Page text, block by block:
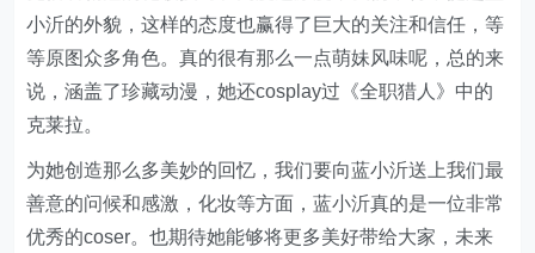
小沂的外貌，这样的态度也赢得了巨大的关注和信任，等
等原图众多角色。真的很有那么一点萌妹风味呢，总的来
说，涵盖了珍藏动漫，她还cosplay过《全职猎人》中的
克莱拉。
为她创造那么多美妙的回忆，我们要向蓝小沂送上我们最
善意的问候和感激，化妆等方面，蓝小沂真的是一位非常
优秀的coser。也期待她能够将更多美好带给大家，未来